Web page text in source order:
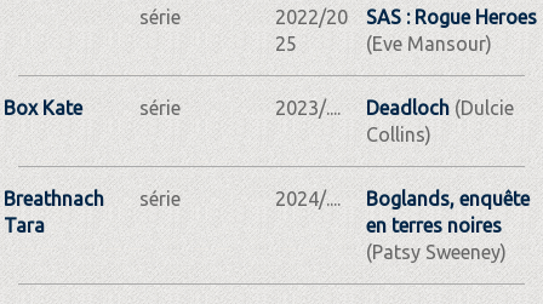
série
2022/20
25
SAS : Rogue Heroes
(Eve Mansour)
Box Kate série 2023/.... Deadloch(Dulcie
Collins)
Breathnach
Tara
série 2024/....
Boglands, enquête
en terres noires
(Patsy Sweeney)